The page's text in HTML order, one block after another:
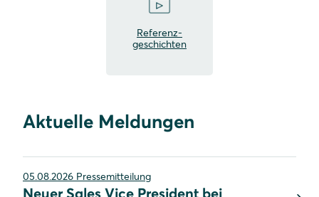
Referenz-
geschichten
Aktuelle Meldungen
05.08.2026 Pressemitteilung
Neuer Sales Vice President bei